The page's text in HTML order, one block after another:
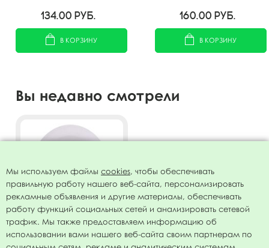
134.00 руб.
В КОРЗИНУ
160.00 руб.
В КОРЗИНУ
Вы недавно смотрели
Воздушный шар 12"/30см
Мы используем файлы cookies, чтобы обеспечивать
правильную работу нашего веб-сайта, персонализировать
рекламные объявления и другие материалы, обеспечивать
работу функций социальных сетей и анализировать сетевой
трафик. Мы также предоставляем информацию об
использовании вами нашего веб-сайта своим партнерам по